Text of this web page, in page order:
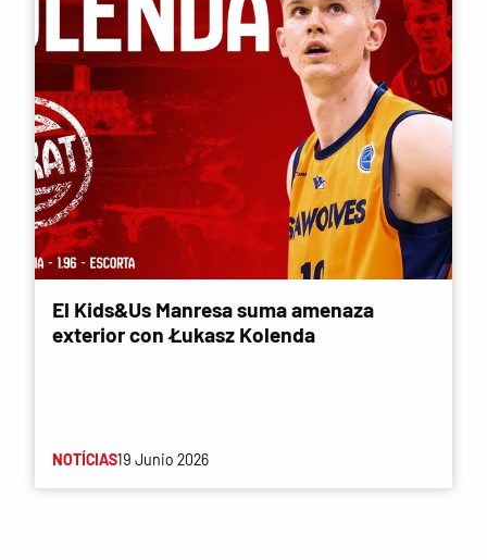
El Kids&Us Manresa suma amenaza
exterior con Łukasz Kolenda
NOTÍCIAS19 Junio 2026